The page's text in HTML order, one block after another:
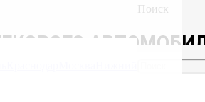
Поиск